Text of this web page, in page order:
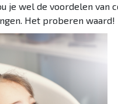
je wel de voordelen
Het proberen waard!